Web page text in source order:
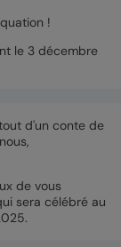
!
le 3 décembre
d'un conte de
de vous
sera célébré au